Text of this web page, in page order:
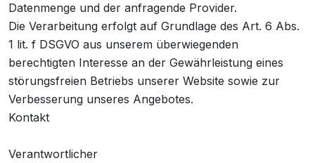
Datenmenge und der anfragende Provider.
Die Verarbeitung erfolgt auf Grundlage des Art. 6 Abs.
1 lit. f DSGVO aus unserem überwiegenden
berechtigten Interesse an der Gewährleistung eines
störungsfreien Betriebs unserer Website sowie zur
Verbesserung unseres Angebotes.
Kontakt
Verantwortlicher